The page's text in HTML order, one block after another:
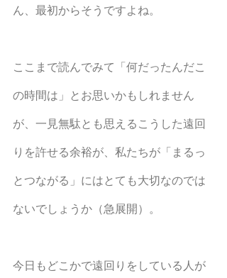
ん、最初からそうですよね。
ここまで読んでみて「何だったんだこ
の時間は」とお思いかもしれません
が、一見無駄とも思えるこうした遠回
りを許せる余裕が、私たちが「まるっ
とつながる」にはとても大切なのでは
ないでしょうか（急展開）。
今日もどこかで遠回りをしている人が